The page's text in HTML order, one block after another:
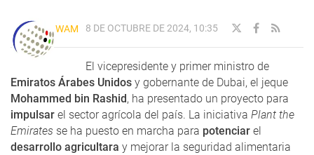
WAM 8 DE OCTUBRE DE 2024, 10:35
El vicepresidente y primer ministro de
Emiratos Árabes Unidos y gobernante de Dubai, el jeque
Mohammed bin Rashid, ha presentado un proyecto para
impulsar el sector agrícola del país. La iniciativa Plant the
Emirates se ha puesto en marcha para potenciar el
desarrollo agricultara y mejorar la seguridad alimentaria